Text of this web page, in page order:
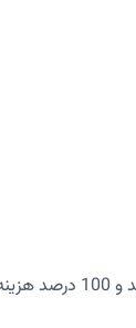
با خرید بیش از 300 هزار تومان از دیجی کالا می‌توانید این